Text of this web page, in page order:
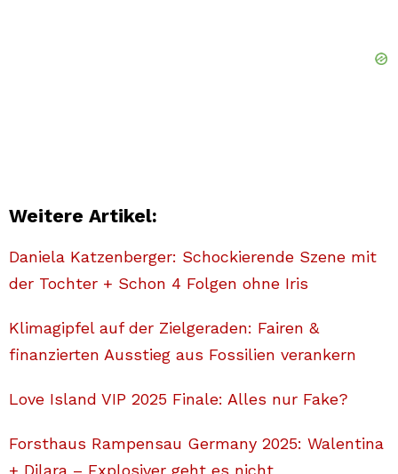
Weitere Artikel:
Daniela Katzenberger: Schockierende Szene mit
der Tochter + Schon 4 Folgen ohne Iris
Klimagipfel auf der Zielgeraden: Fairen &
finanzierten Ausstieg aus Fossilien verankern
Love Island VIP 2025 Finale: Alles nur Fake?
Forsthaus Rampensau Germany 2025: Walentina